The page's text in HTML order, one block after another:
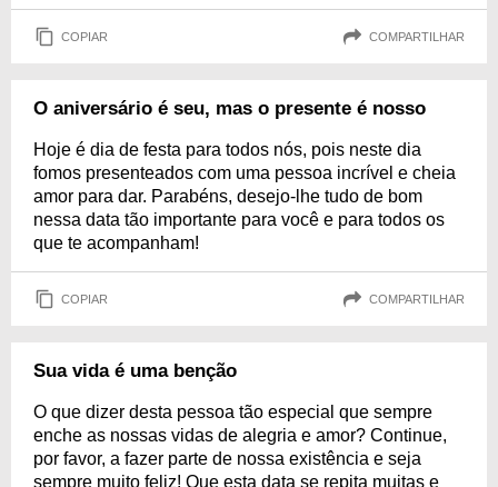
COPIAR COMPARTILHAR
O aniversário é seu, mas o presente é nosso
Hoje é dia de festa para todos nós, pois neste dia
fomos presenteados com uma pessoa incrível e cheia
amor para dar. Parabéns, desejo-lhe tudo de bom
nessa data tão importante para você e para todos os
que te acompanham!
COPIAR COMPARTILHAR
Sua vida é uma benção
O que dizer desta pessoa tão especial que sempre
enche as nossas vidas de alegria e amor? Continue,
por favor, a fazer parte de nossa existência e seja
sempre muito feliz! Que esta data se repita muitas e